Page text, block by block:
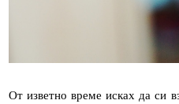
От изветно време исках да си